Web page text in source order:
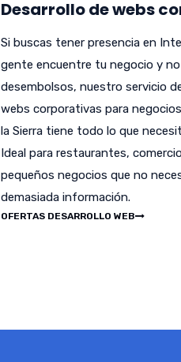
Desarrollo de webs
Si buscas tener presencia en
gente encuentre tu negocio y
desembolsos, nuestro servicio
webs corporativas para
la Sierra tiene todo lo que
Ideal para restaurantes,
pequeños negocios que no
demasiada información.
OFERTAS DESARROLLO WEB